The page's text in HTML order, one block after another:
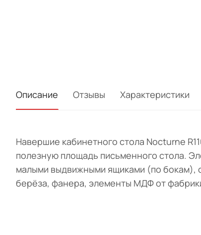
Описание Отзывы Характеристики
Навершие кабинетного стола Nocturne
полезную площадь письменного стола.
малыми выдвижными ящиками (по бокам),
берёза, фанера, элементы МДФ от